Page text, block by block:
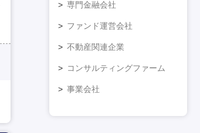
専門金融会社
ファンド運営会社
不動産関連企業
コンサルティングファーム
事業会社